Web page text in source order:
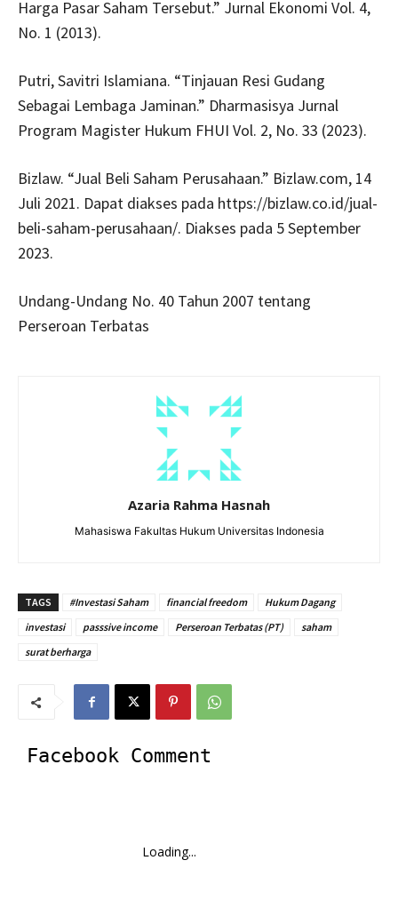
Harga Pasar Saham Tersebut.” Jurnal Ekonomi Vol. 4,
No. 1 (2013).
Putri, Savitri Islamiana. “Tinjauan Resi Gudang
Sebagai Lembaga Jaminan.” Dharmasisya Jurnal
Program Magister Hukum FHUI Vol. 2, No. 33 (2023).
Bizlaw. “Jual Beli Saham Perusahaan.” Bizlaw.com, 14
Juli 2021. Dapat diakses pada https://bizlaw.co.id/jual-
beli-saham-perusahaan/. Diakses pada 5 September
2023.
Undang-Undang No. 40 Tahun 2007 tentang
Perseroan Terbatas
Azaria Rahma Hasnah
Mahasiswa Fakultas Hukum Universitas Indonesia
TAGS #Investasi Saham financial freedom
Hukum Dagang
investasi
passsive income Perseroan Terbatas (PT)
saham
surat berharga
Facebook Comment
Loading...